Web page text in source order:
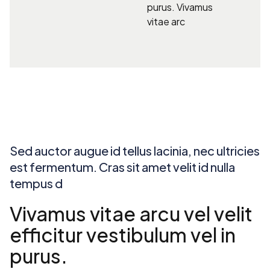
purus. Vivamus
vitae arc
Sed auctor augue id tellus lacinia, nec ultricies
est fermentum. Cras sit amet velit id nulla
tempus d
Vivamus vitae arcu vel velit
efficitur vestibulum vel in
purus.